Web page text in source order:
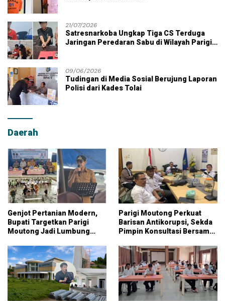
21/07/2026
Satresnarkoba Ungkap Tiga CS Terduga
Jaringan Peredaran Sabu di Wilayah Parigi
09/06/2026
Tudingan di Media Sosial Berujung Laporan
Polisi dari Kades Tolai
Daerah
Genjot Pertanian Modern,
Bupati Targetkan Parigi
Moutong Jadi Lumbung
Parigi Moutong Perkuat
Barisan Antikorupsi, Sekda
Pimpin Konsultasi Bersama